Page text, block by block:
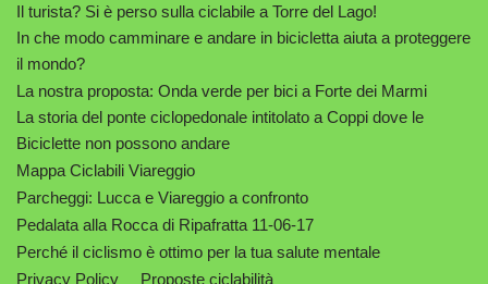
Il turista? Si è perso sulla ciclabile a Torre del Lago!
In che modo camminare e andare in bicicletta aiuta a proteggere
il mondo?
La nostra proposta: Onda verde per bici a Forte dei Marmi
La storia del ponte ciclopedonale intitolato a Coppi dove le
Biciclette non possono andare
Mappa Ciclabili Viareggio
Parcheggi: Lucca e Viareggio a confronto
Pedalata alla Rocca di Ripafratta 11-06-17
Perché il ciclismo è ottimo per la tua salute mentale
Privacy Policy
Proposte ciclabilità